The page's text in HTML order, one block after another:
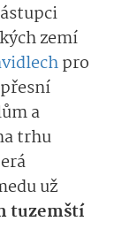
zemí
pro
a
trhu
už
tuzemští